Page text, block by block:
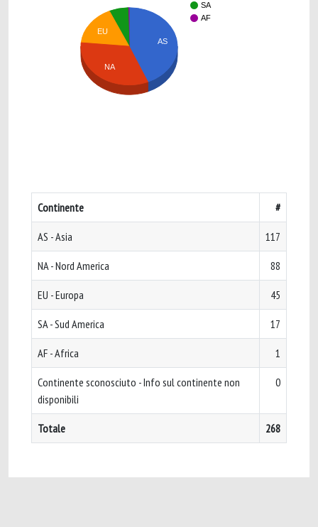
SA
AF
AS
EU
NA
Continente #
AS - Asia 117
NA - Nord America 88
EU - Europa 45
SA - Sud America 17
AF - Africa 1
Continente sconosciuto - Info sul continente non
disponibili
0
Totale 268